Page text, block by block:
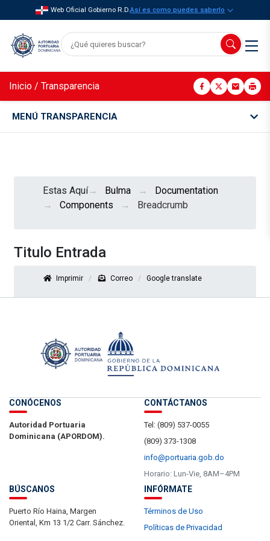
Web Oficial Gobierno R.D.Así es como puedes saberlo
Inicio / Transparencia
MENÚ TRANSPARENCIA
Estas Aquí Bulma
Documentation
Components
Breadcrumb
Titulo Entrada
Imprimir Correo Google translate
CONÓCENOS
Autoridad Portuaria
Dominicana (APORDOM).
CONTÁCTANOS
Tel: (809) 537-0055
(809) 373-1308
info@portuaria.gob.do
Horario: Lun-Vie, 8AM–4PM
BÚSCANOS
Puerto Río Haina, Margen
Oriental, Km 13 1/2 Carr. Sánchez.
INFÓRMATE
Términos de Uso
Políticas de Privacidad